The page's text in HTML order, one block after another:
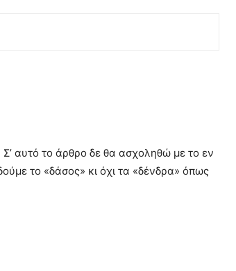
αυτό το άρθρο δε θα ασχοληθώ με το εν
το «δάσος» κι όχι τα «δένδρα» όπως